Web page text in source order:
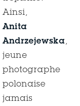
Ainsi,
Anita
Andrzejewska,
jeune
photographe
polonaise
jamais